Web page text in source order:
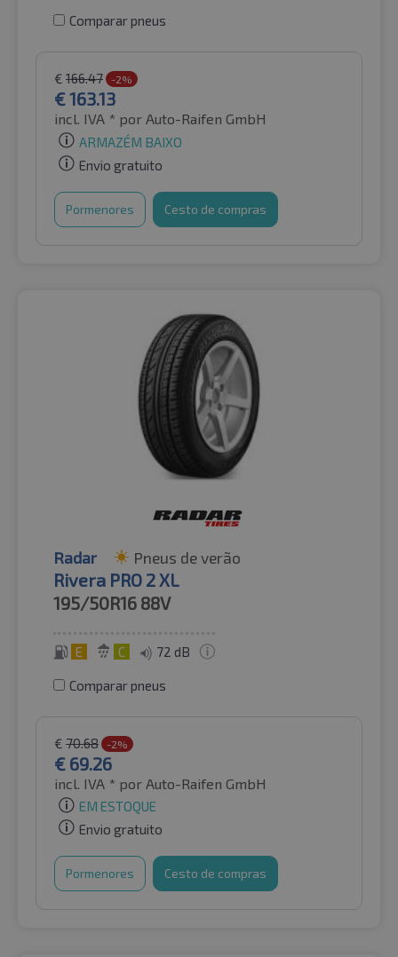
Comparar pneus
€ 166.47 -2%
€163.13
incl. IVA * por Auto-Raifen GmbH
ARMAZÉM BAIXO
Envio gratuito
Pormenores Cesto de compras
Radar Pneus de verão
Rivera PRO 2 XL
195/50R16 88V
E C 72 dB
Comparar pneus
€ 70.68 -2%
€ 69.26
incl. IVA * por Auto-Raifen GmbH
EM ESTOQUE
Envio gratuito
Pormenores Cesto de compras